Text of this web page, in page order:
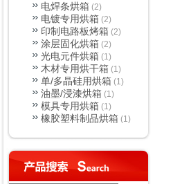
电焊条烘箱 (2)
电镀专用烘箱 (2)
印制电路板烤箱 (2)
涂层固化烘箱 (2)
光电元件烘箱 (1)
木材专用烘干箱 (1)
单/多晶硅用烘箱 (1)
油墨/浸漆烘箱 (1)
模具专用烘箱 (1)
橡胶塑料制品烘箱 (1)